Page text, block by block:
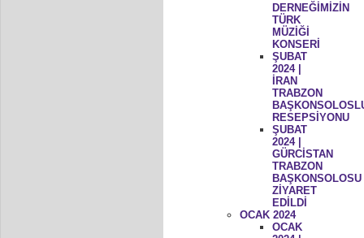
DERNEĞİMİZİN
TÜRK
MÜZİĞİ
KONSERİ
ŞUBAT
2024 |
İRAN
TRABZON
RESEPSİYONU
ŞUBAT
2024 |
GÜRCİSTAN
TRABZON
BAŞKONSOLOSU
ZİYARET
EDİLDİ
OCAK 2024
OCAK